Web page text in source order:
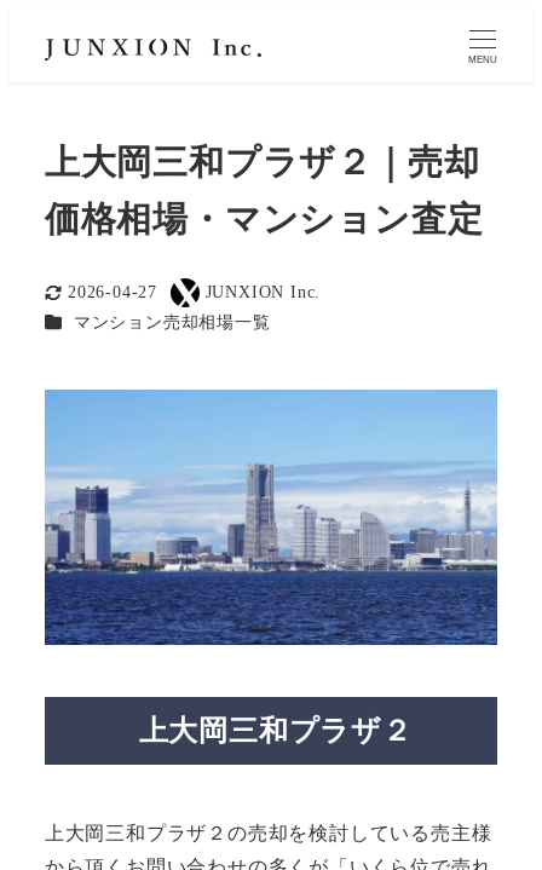
MENU
上大岡三和プラザ２｜売却
価格相場・マンション査定
更新日
2026-04-27
著
者
JUNXION Inc.
カテゴリー
マンション売却相場一覧
上大岡三和プラザ２
上大岡三和プラザ２の売却を検討している売主様